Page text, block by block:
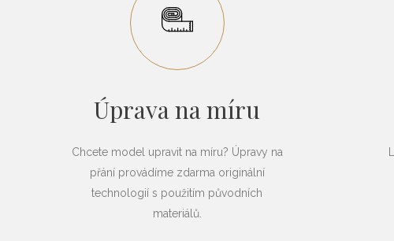
Úprava na míru
Chcete model upravit na míru? Úpravy na
přání provádíme zdarma originální
technologií s použitím původních
materiálů.